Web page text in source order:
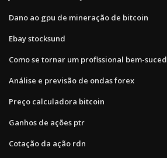
Dano ao gpu de mineração de bitcoin
Ebay stocksund
Como se tornar um profissional bem-
Análise e previsão de ondas forex
Preço calculadora bitcoin
Ganhos de ações ptr
Cotação da ação rdn